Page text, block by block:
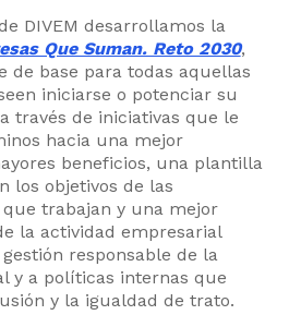
DIVEM desarrollamos la
Que Suman. Reto 2030,
de base para todas aquellas
iniciarse o potenciar su
través de iniciativas que le
hacia una mejor
beneficios, una plantilla
los objetivos de las
trabajan y una mejor
la actividad empresarial
responsable de la
y a políticas internas que
y la igualdad de trato.